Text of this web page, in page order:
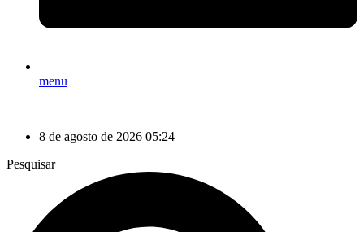
menu
8 de agosto de 2026 05:24
Pesquisar